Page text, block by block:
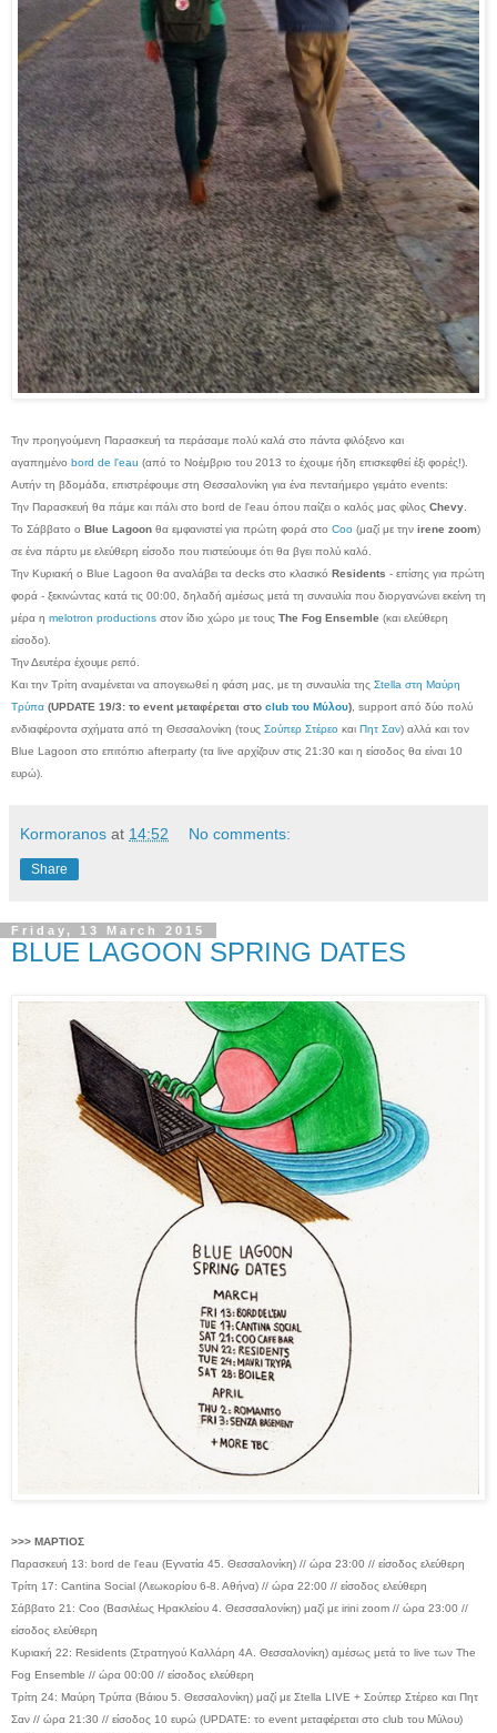
Την προηγούμενη Παρασκευή τα περάσαμε πολύ καλά στο πάντα φιλόξενο και
αγαπημένο bord de l'eau (από το Νοέμβριο του 2013 το έχουμε ήδη επισκεφθεί έξι φορές!).
Αυτήν τη βδομάδα, επιστρέφουμε στη Θεσσαλονίκη για ένα πενταήμερο γεμάτο events:
Την Παρασκευή θα πάμε και πάλι στο bord de l'eau όπου παίζει ο καλός μας φίλος Chevy.
Το Σάββατο ο Blue Lagoon θα εμφανιστεί για πρώτη φορά στο Coo (μαζί με την irene zoom)
σε ένα πάρτυ με ελεύθερη είσοδο που πιστεύουμε ότι θα βγει πολύ καλό.
Την Κυριακή o Blue Lagoon θα αναλάβει τα decks στο κλασικό Residents - επίσης για πρώτη
φορά - ξεκινώντας κατά τις 00:00, δηλαδή αμέσως μετά τη συναυλία που διοργανώνει εκείνη τη
μέρα η melotron productions στον ίδιο χώρο με τους The Fog Ensemble (και ελεύθερη
είσοδο).
Την Δευτέρα έχουμε ρεπό.
Και την Τρίτη αναμένεται να απογειωθεί η φάση μας, με τη συναυλία της Σtella στη Μαύρη
Τρύπα (UPDATE 19/3: το event μεταφέρεται στο club του Μύλου), support από δύο πολύ
ενδιαφέροντα σχήματα από τη Θεσσαλονίκη (τους Σούπερ Στέρεο και Πητ Σαν) αλλά και τον
Blue Lagoon στο επιτόπιο afterparty (τα live αρχίζουν στις 21:30 και η είσοδος θα είναι 10
ευρώ).
Kormoranos at 14:52 No comments:
Share
Friday, 13 March 2015
BLUE LAGOON SPRING DATES
>>> ΜΑΡΤΙΟΣ
Παρασκευή 13: bord de l'eau (Εγνατία 45. Θεσσαλονίκη) // ώρα 23:00 // είσοδος ελεύθερη
Τρίτη 17: Cantina Social (Λεωκορίου 6-8. Αθήνα) // ώρα 22:00 // είσοδος ελεύθερη
Σάββατο 21: Coo (Βασιλέως Ηρακλείου 4. Θεσσσαλονίκη) μαζί με irini zoom // ώρα 23:00 //
είσοδος ελεύθερη
Κυριακή 22: Residents (Στρατηγού Καλλάρη 4Α. Θεσσαλονίκη) αμέσως μετά το live των The
Fog Ensemble // ώρα 00:00 // είσοδος ελεύθερη
Τρίτη 24: Μαύρη Τρύπα (Βάιου 5. Θεσσαλονίκη) μαζί με Σtella LIVE + Σούπερ Στέρεο και Πητ
Σαν // ώρα 21:30 // είσοδος 10 ευρώ (UPDATE: το event μεταφέρεται στο club του Μύλου)